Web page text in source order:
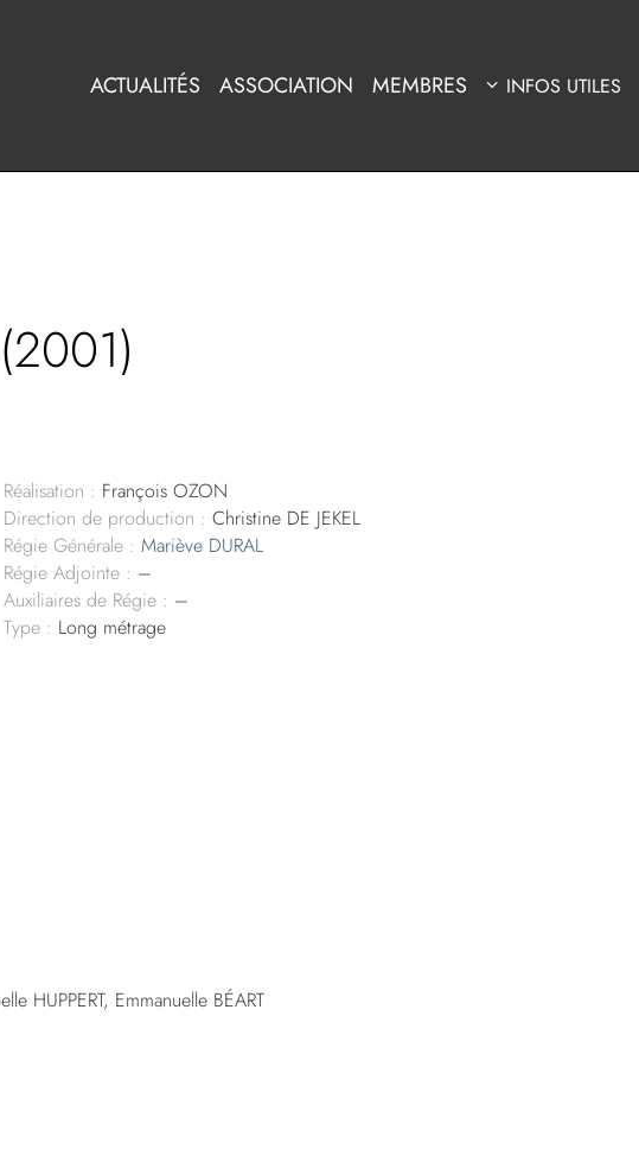
ACTUALITÉS ASSOCIATION MEMBRES INFOS UTILES
Réalisation : François OZON
Direction de production : Christine DE JEKEL
Régie Générale : Mariève DURAL
Régie Adjointe : –
Auxiliaires de Régie : –
Type : Long métrage
HUPPERT, Emmanuelle BÉART